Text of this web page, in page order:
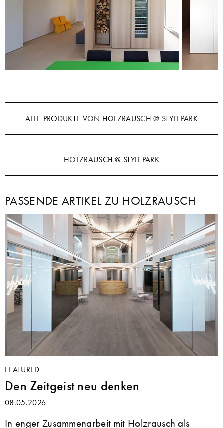
ALLE PRODUKTE VON HOLZRAUSCH @ STYLEPARK
HOLZRAUSCH @ STYLEPARK
PASSENDE ARTIKEL ZU HOLZRAUSCH
FEATURED
Den Zeitgeist neu denken
08.05.2026
In enger Zusammenarbeit mit Holzrausch als